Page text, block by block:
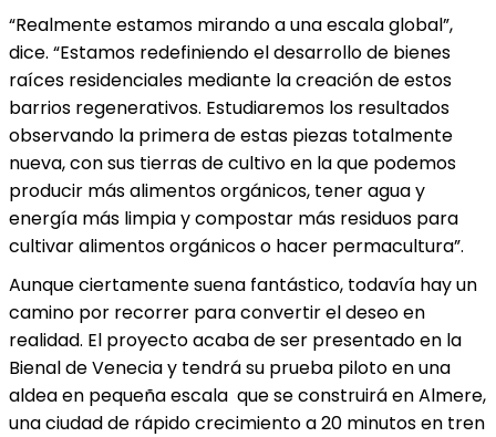
“Realmente estamos mirando a una escala global”,
dice. “Estamos redefiniendo el desarrollo de bienes
raíces residenciales mediante la creación de estos
barrios regenerativos. Estudiaremos los resultados
observando la primera de estas piezas totalmente
nueva, con sus tierras de cultivo en la que podemos
producir más alimentos orgánicos, tener agua y
energía más limpia y compostar más residuos para
cultivar alimentos orgánicos o hacer permacultura”.
Aunque ciertamente suena fantástico, todavía hay un
camino por recorrer para convertir el deseo en
realidad. El proyecto acaba de ser presentado en la
Bienal de Venecia y tendrá su prueba piloto en una
aldea en pequeña escala que se construirá en Almere,
una ciudad de rápido crecimiento a 20 minutos en tren